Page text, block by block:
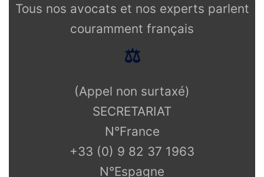
Tous nos avocats et nos experts parlent
couramment français
⚖️
(Appel non surtaxé)
SECRETARIAT
N°France
+33 (0) 9 82 37 1963
N°Espagne